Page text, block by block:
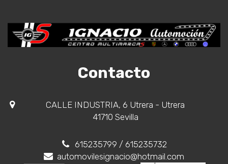
Contacto
CALLE INDUSTRIA, 6 Utrera - Utrera
41710 Sevilla
615235799 / 615235732
automovilesignacio@hotmail.com